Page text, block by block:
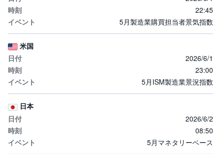
22:45
5月製造業購買担当者景気指数
米国
2026/6/1
23:00
5月ISM製造業景況指数
日本
2026/6/2
08:50
5月マネタリーベース